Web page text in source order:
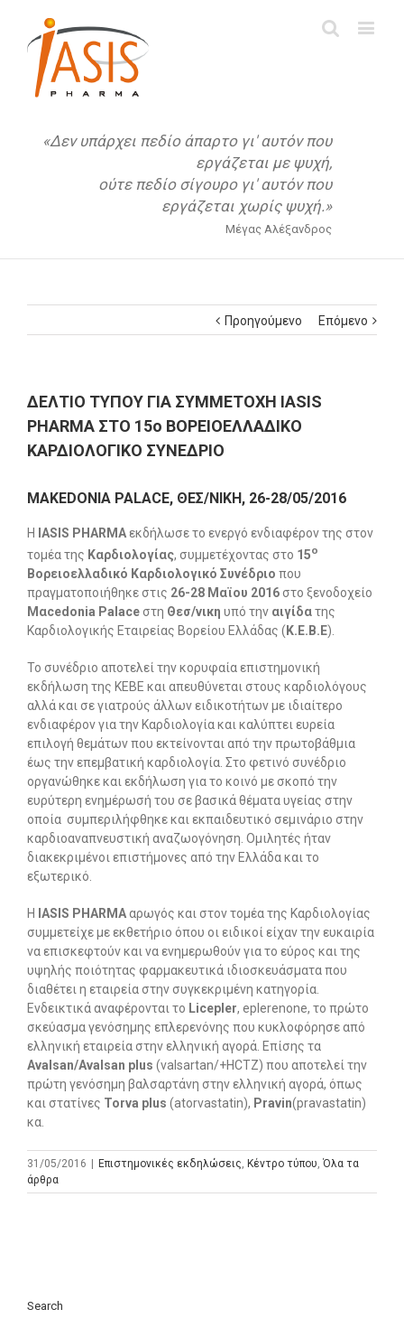
«Δεν υπάρχει πεδίο άπαρτο γι' αυτόν που
εργάζεται με ψυχή,
ούτε πεδίο σίγουρο γι' αυτόν που
εργάζεται χωρίς ψυχή.»
Μέγας Αλέξανδρος
Προηγούμενο Επόμενο
ΔΕΛΤΙΟ ΤΥΠΟΥ ΓΙΑ ΣΥΜΜΕΤΟΧΗ IASIS
PHARMA ΣΤO 15o ΒΟΡΕΙΟΕΛΛΑΔΙΚΟ
ΚΑΡΔΙΟΛΟΓΙΚΟ ΣΥΝΕΔΡΙΟ
ΜΑΚΕDONIA PALACE, ΘΕΣ/ΝΙΚΗ, 26-28/05/2016
Η ΙΑSIS PHARMA εκδήλωσε το ενεργό ενδιαφέρον της στον
τομέα της Καρδιολογίας, συμμετέχοντας στο 15ο
Βορειοελλαδικό Καρδιολογικό Συνέδριο που
πραγματοποιήθηκε στις 26-28 Μαϊου 2016 στο ξενοδοχείο
Μαcedonia Palace στη Θεσ/νικη υπό την αιγίδατης
Καρδιολογικής Εταιρείας Βορείου Ελλάδας ( Κ.Ε.Β.Ε).
Το συνέδριο αποτελεί την κορυφαία επιστημονική
εκδήλωση της ΚΕΒΕ και απευθύνεται στους καρδιολόγους
αλλά και σε γιατρούς άλλων ειδικοτήτων με ιδιαίτερο
ενδιαφέρον για την Καρδιολογία και καλύπτει ευρεία
επιλογή θεμάτων που εκτείνονται από την πρωτοβάθμια
έως την επεμβατική καρδιολογία. Στο φετινό συνέδριο
οργανώθηκε και εκδήλωση για το κοινό με σκοπό την
ευρύτερη ενημέρωσή του σε βασικά θέματα υγείας στην
οποία συμπεριλήφθηκε και εκπαιδευτικό σεμινάριο στην
καρδιοαναπνευστική αναζωογόνηση. Ομιλητές ήταν
διακεκριμένοι επιστήμονες από την Ελλάδα και το
εξωτερικό.
Η ΙΑSIS PHARMAαρωγός και στον τομέα της Καρδιολογίας
συμμετείχε με εκθετήριο όπου οι ειδικοί είχαν την ευκαιρία
να επισκεφτούν και να ενημερωθούν για το εύρος και της
υψηλής ποιότητας φαρμακευτικά ιδιοσκευάσματα που
διαθέτει η εταιρεία στην συγκεκριμένη κατηγορία.
Ενδεικτικά αναφέρονται το Licepler, eplerenone, το πρώτο
σκεύασμα γενόσημης επλερενόνης που κυκλοφόρησε από
ελληνική εταιρεία στην ελληνική αγορά. Επίσης τα
Avalsan/Avalsan plus (valsartan/+ΗCTZ) που αποτελεί την
πρώτη γενόσημη βαλσαρτάνη στην ελληνική αγορά, όπως
και στατίνες Torva plus (atorvastatin), Pravin(pravastatin)
κα.
31/05/2016 | Επιστημονικές εκδηλώσεις Κέντρο τύπου Όλα τα
άρθρα
Search